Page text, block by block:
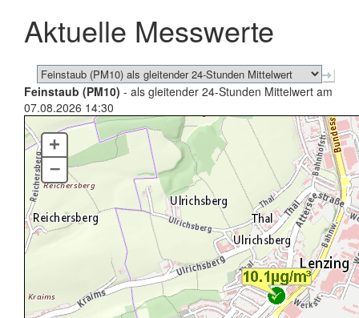
schließen
Aktuelle Messwerte
Feinstaub (PM10) - als gleitender 24-Stunden Mittelwert am
07.08.2026 14:30
+
–